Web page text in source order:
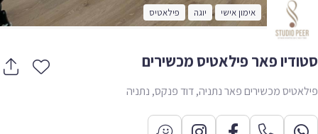
אימון אישי יוגה פילאטיס
פאר פילאטיס מכשירים
מכשירים פאר נתניה, דוד פנקס, נתניה